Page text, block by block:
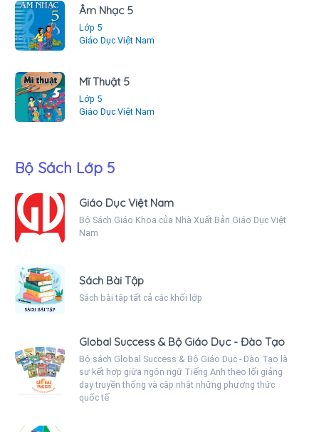
Âm Nhạc 5
Lớp 5
Giáo Dục Việt Nam
Mĩ Thuật 5
Lớp 5
Giáo Dục Việt Nam
Bộ Sách Lớp 5
Giáo Dục Việt Nam
Bộ Sách Giáo Khoa của Nhà Xuất Bản Giáo Dục Việt
Nam
Sách Bài Tập
Sách bài tập tất cả các khối lớp
Global Success & Bộ Giáo Dục - Đào Tạo
Bộ sách Global Success & Bộ Giáo Dục - Đào Tạo là
sự kết hợp giữa ngôn ngữ Tiếng Anh theo lối giảng
dạy truyền thống và cập nhật những phương thức
quốc tế